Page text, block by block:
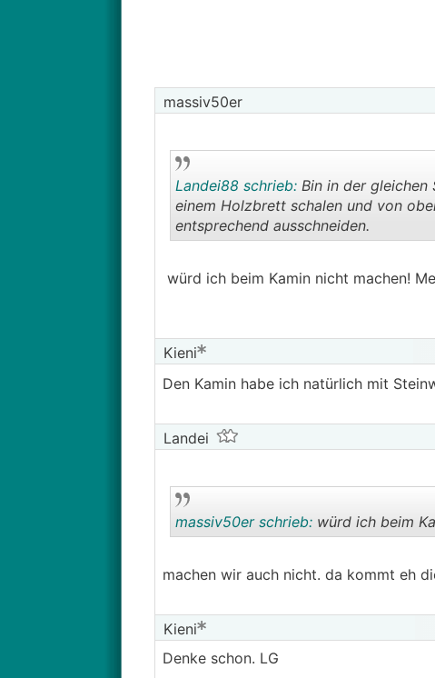
massiv50er
Landei88 schrieb:Bin in der gleichen
einem Holzbrett schalen und von
entsprechend ausschneiden.
würd ich beim Kamin nicht machen!
Kieni
Den Kamin habe ich natürlich mit
Landei
massiv50er schrieb:würd ich beim
machen wir auch nicht. da kommt eh
Kieni
Denke schon. LG